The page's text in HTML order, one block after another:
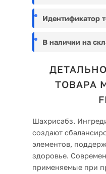
Идентификатор
В наличии на
ТОВАРА
Шахрисабз.
создают
элементов,
здоровье.
применяемые при